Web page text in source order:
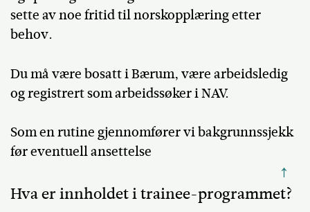
sette av noe fritid til norskopplæring etter
behov.
Du må være bosatt i Bærum, være arbeidsledig
og registrert som arbeidssøker i NAV.
Som en rutine gjennomfører vi bakgrunnssjekk
før eventuell ansettelse
↑
Hva er innholdet i trainee-programmet?